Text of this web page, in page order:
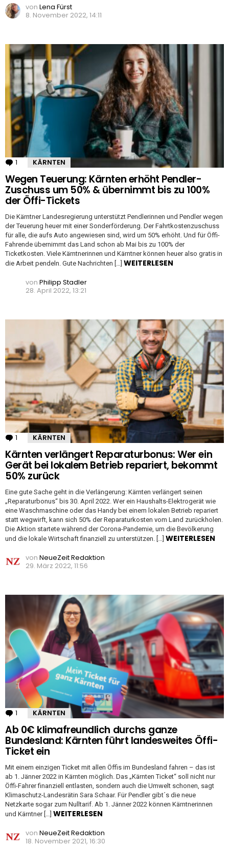
von Lena Fürst
8. November 2022, 14:11
1 Kommentar
KÄRNTEN
Wegen Teuerung: Kärnten erhöht Pendler-
Zuschuss um 50% & übernimmt bis zu 100%
der Öffi-Tickets
Die Kärntner Landesregierung unterstützt Pendlerinnen und Pendler wegen
der Teuerung heuer mit einer Sonderförderung. Der Fahrtkostenzuschuss
für alle, die aufs Auto angewiesen sind, wird um 50% erhöht. Und für Öffi-
Fahrende übernimmt das Land schon ab Mai bis zu 100% der
Ticketkosten. Viele Kärntnerinnen und Kärntner können heuer also gratis in
die Arbeit pendeln. Gute Nachrichten […] WEITERLESEN
von Philipp Stadler
28. April 2022, 13:21
1 Kommentar
KÄRNTEN
Kärnten verlängert Reparaturbonus: Wer ein
Gerät bei lokalem Betrieb repariert, bekommt
50% zurück
Eine gute Sache geht in die Verlängerung: Kärnten verlängert seinen
„Reparaturbonus“ bis 30. April 2022. Wer ein Haushalts-Elektrogerät wie
eine Waschmaschine oder das Handy bei einem lokalen Betrieb repariert
statt wegwirft, kann sich 50% der Reparaturkosten vom Land zurückholen.
Die Aktion startete während der Corona-Pandemie, um die Bevölkerung
und die lokale Wirtschaft finanziell zu unterstützen. […] WEITERLESEN
von NeueZeit Redaktion
29. März 2022, 11:56
1 Kommentar
KÄRNTEN
Ab 0€ klimafreundlich durchs ganze
Bundesland: Kärnten führt landesweites Öffi-
Ticket ein
Mit einem einzigen Ticket mit allen Öffis im Bundesland fahren – das ist
ab 1. Jänner 2022 in Kärnten möglich. Das „Kärnten Ticket“ soll nicht nur
Öffi-Fahrer finanziell entlasten, sondern auch die Umwelt schonen, sagt
Klimaschutz-Landesrätin Sara Schaar. Für Pendler gibt´s die neue
Netzkarte sogar zum Nulltarif. Ab 1. Jänner 2022 können Kärntnerinnen
und Kärntner […] WEITERLESEN
von NeueZeit Redaktion
18. November 2021, 16:30